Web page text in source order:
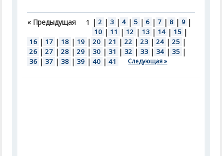
« Предыдущая 1 | 2 | 3 | 4 | 5 | 6 | 7 | 8 | 9 |
10 | 11 | 12 | 13 | 14 | 15 |
16 | 17 | 18 | 19 | 20 | 21 | 22 | 23 | 24 | 25 |
26 | 27 | 28 | 29 | 30 | 31 | 32 | 33 | 34 | 35 |
36 | 37 | 38 | 39 | 40 | 41 Следующая »